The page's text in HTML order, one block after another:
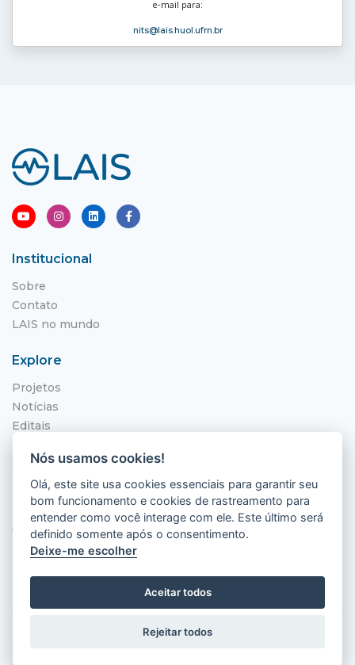
e‑mail para:
nits@lais.huol.ufrn.br
Institucional
Sobre
Contato
LAIS no mundo
Explore
Projetos
Notícias
Editais
Localização
Hospital Universitário Onofre Lopes - HUOL
Av. Nilo Peçanha, 620 - Petrópolis
Natal - RN, 59012-300
2026 © LAIS (HUOL). Todos os direitos
Nós usamos cookies!
Olá, este site usa cookies essenciais para garantir seu
bom funcionamento e cookies de rastreamento para
entender como você interage com ele. Este último será
definido somente após o consentimento.
Deixe-me escolher
Aceitar todos
Rejeitar todos